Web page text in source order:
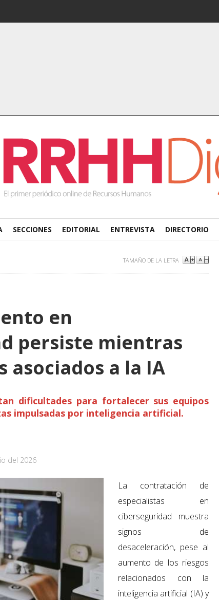
SECCIONES EDITORIAL ENTREVISTA DIRECTORIO
TAMAÑO DE LA LETRA
en
persiste mientras
asociados a la IA
dificultades para fortalecer sus equipos
impulsadas por inteligencia artificial.
del 2026
La contratación de
especialistas en
ciberseguridad muestra
signos de
desaceleración, pese al
aumento de los riesgos
relacionados con la
inteligencia artificial (IA) y